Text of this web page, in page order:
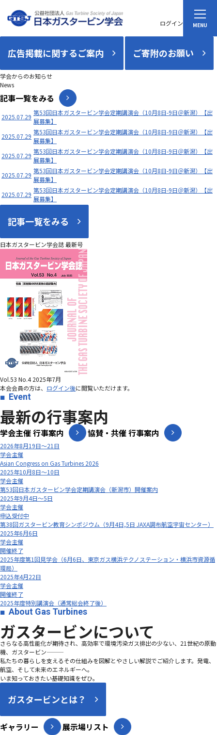
ログイン
広告掲載に関するご案内 ご寄附のお願い
学会からのお知らせ
News
記事一覧をみる
2025.07.29
第53回日本ガスタービン学会定期講演会（10月8日-9日＠新潟）【出
展募集】
2025.07.29
第53回日本ガスタービン学会定期講演会（10月8日-9日＠新潟）【出
展募集】
2025.07.29
第53回日本ガスタービン学会定期講演会（10月8日-9日＠新潟）【出
展募集】
2025.07.29
第53回日本ガスタービン学会定期講演会（10月8日-9日＠新潟）【出
展募集】
2025.07.29
第53回日本ガスタービン学会定期講演会（10月8日-9日＠新潟）【出
展募集】
記事一覧をみる
日本ガスタービン学会誌 最新号
Vol.53 No.4 2025年7月
本会会員の方は、 ログイン後に閲覧いただけます。
Event
最新の行事案内
学会主催 行事案内 協賛・共催 行事案内
2026年8月19日～21日
学会主催
Asian Congress on Gas Turbines 2026
2025年10月8日～10日
学会主催
第53回日本ガスタービン学会定期講演会（新潟市）開催案内
2025年9月4日～5日
学会主催
申込受付中
第38回ガスタービン教育シンポジウム（9月4日,5日 JAXA調布航空宇宙センター）
2025年6月6日
学会主催
開催終了
2025年度第1回見学会（6月6日、東京ガス横浜テクノステーション・横浜市資源循
環局）
2025年4月22日
学会主催
開催終了
2025年度特別講演会（通常総会終了後）
About Gas Turbines
ガスタービンについて
さらなる高性能化が期待され、高効率で環境汚染ガス排出の少ない、21世紀の原動
機、ガスタービン―――
私たちの暮らしを支えるその仕組みを図解とやさしい解説でご紹介します。発電、
航空、そして未来のエネルギーへ。
いま知っておきたい基礎知識をぜひ。
ガスタービンとは？
ギャラリー 展示場リスト